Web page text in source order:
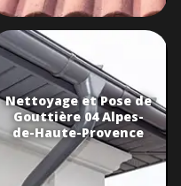
Nettoyage et Pose de
Gouttière 04 Alpes-
de-Haute-Provence